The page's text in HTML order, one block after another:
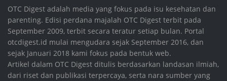
OTC Digest adalah media yang fokus pada isu kesehatan dan
parenting. Edisi perdana majalah OTC Digest terbit pada
September 2009, terbit secara teratur setiap bulan. Portal
otcdigest.id mulai mengudara sejak September 2016, dan
sejak Januari 2018 kami fokus pada bentuk web.
Artikel dalam OTC Digest ditulis berdasarkan landasan ilmiah,
dari riset dan publikasi terpercaya, serta nara sumber yang